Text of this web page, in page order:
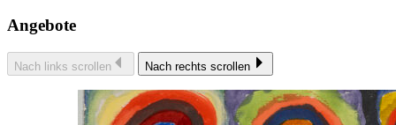
Angebote
Nach links scrollen Nach rechts scrollen